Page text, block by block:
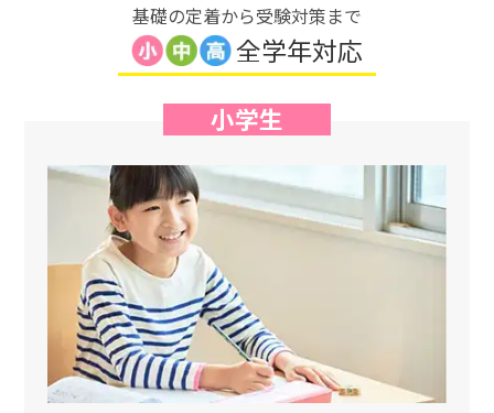
基礎の定着から受験対策まで
全学年対応
小学生